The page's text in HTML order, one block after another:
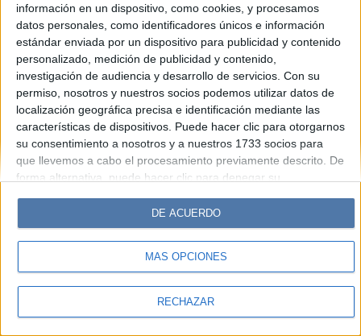
información en un dispositivo, como cookies, y procesamos
datos personales, como identificadores únicos e información
estándar enviada por un dispositivo para publicidad y contenido
personalizado, medición de publicidad y contenido,
investigación de audiencia y desarrollo de servicios. Con su
permiso, nosotros y nuestros socios podemos utilizar datos de
localización geográfica precisa e identificación mediante las
características de dispositivos. Puede hacer clic para otorgarnos
su consentimiento a nosotros y a nuestros 1733 socios para
que llevemos a cabo el procesamiento previamente descrito. De
forma alternativa, puede hacer clic para denegar su
cambiar sus preferencias antes de otorgar su consentimiento.
Tenga en cuenta que algún procesamiento de sus datos
personales puede no requerir de su consentimiento, pero usted
tiene el derecho de rechazar tal procesamiento. Sus
sus preferencias o retirar su consentimiento en cualquier
MÁS OPCIONES
RECHAZAR
DE ACUERDO
© Perfil.com 2006-2019 - Todos los derechos reservados
Registro de Propiedad Intelectual: Nro. 5346433